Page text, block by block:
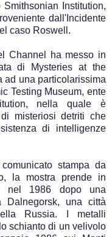
Institution,
dall'Incidente
caso Roswell.
Channel ha messo in
di Mysteries at the
ad una particolarissima
Testing Museum, ente
nella quale è
misteriosi detriti che
di intelligenze
stampa da
la mostra prende in
nel 1986 dopo una
Dalnegorsk, una città
Russia. I metalli
schianto di un velivolo